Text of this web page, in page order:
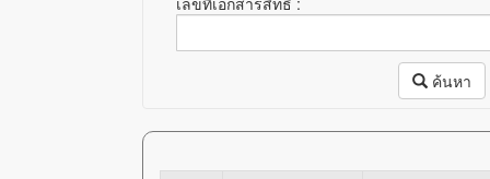
ค้นหา